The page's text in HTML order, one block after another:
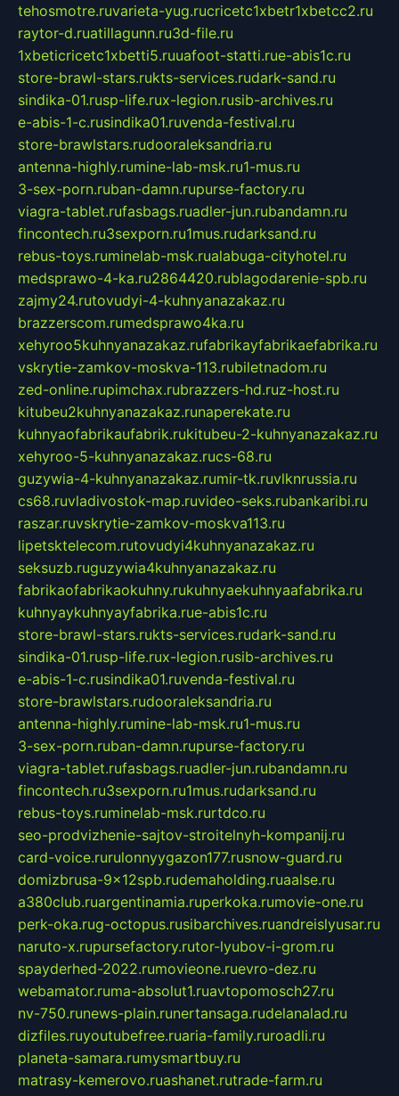
tehosmotre.ruvarieta-yug.rucricetc1xbetr1xbetcc2.ru
raytor-d.ruatillagunn.ru3d-file.ru
1xbeticricetc1xbetti5.ruuafoot-statti.rue-abis1c.ru
store-brawl-stars.rukts-services.rudark-sand.ru
sindika-01.rusp-life.rux-legion.rusib-archives.ru
e-abis-1-c.rusindika01.ruvenda-festival.ru
store-brawlstars.rudooraleksandria.ru
antenna-highly.rumine-lab-msk.ru1-mus.ru
3-sex-porn.ruban-damn.rupurse-factory.ru
viagra-tablet.rufasbags.ruadler-jun.rubandamn.ru
fincontech.ru3sexporn.ru1mus.rudarksand.ru
rebus-toys.ruminelab-msk.rualabuga-cityhotel.ru
medsprawo-4-ka.ru2864420.rublagodarenie-spb.ru
zajmy24.rutovudyi-4-kuhnyanazakaz.ru
brazzerscom.rumedsprawo4ka.ru
xehyroo5kuhnyanazakaz.rufabrikayfabrikaefabrika.ru
vskrytie-zamkov-moskva-113.rubiletnadom.ru
zed-online.rupimchax.rubrazzers-hd.ruz-host.ru
kitubeu2kuhnyanazakaz.runaperekate.ru
kuhnyaofabrikaufabrik.rukitubeu-2-kuhnyanazakaz.ru
xehyroo-5-kuhnyanazakaz.rucs-68.ru
guzywia-4-kuhnyanazakaz.rumir-tk.ruvlknrussia.ru
cs68.ruvladivostok-map.ruvideo-seks.rubankaribi.ru
raszar.ruvskrytie-zamkov-moskva113.ru
lipetsktelecom.rutovudyi4kuhnyanazakaz.ru
seksuzb.ruguzywia4kuhnyanazakaz.ru
fabrikaofabrikaokuhny.rukuhnyaekuhnyaafabrika.ru
kuhnyaykuhnyayfabrika.rue-abis1c.ru
store-brawl-stars.rukts-services.rudark-sand.ru
sindika-01.rusp-life.rux-legion.rusib-archives.ru
e-abis-1-c.rusindika01.ruvenda-festival.ru
store-brawlstars.rudooraleksandria.ru
antenna-highly.rumine-lab-msk.ru1-mus.ru
3-sex-porn.ruban-damn.rupurse-factory.ru
viagra-tablet.rufasbags.ruadler-jun.rubandamn.ru
fincontech.ru3sexporn.ru1mus.rudarksand.ru
rebus-toys.ruminelab-msk.rurtdco.ru
seo-prodvizhenie-sajtov-stroitelnyh-kompanij.ru
card-voice.rurulonnyygazon177.rusnow-guard.ru
domizbrusa-9x12spb.rudemaholding.ruaalse.ru
a380club.ruargentinamia.ruperkoka.rumovie-one.ru
perk-oka.rug-octopus.rusibarchives.ruandreislyusar.ru
naruto-x.rupursefactory.rutor-lyubov-i-grom.ru
spayderhed-2022.rumovieone.ruevro-dez.ru
webamator.ruma-absolut1.ruavtopomosch27.ru
nv-750.runews-plain.runertansaga.rudelanalad.ru
dizfiles.ruyoutubefree.ruaria-family.ruroadli.ru
planeta-samara.rumysmartbuy.ru
matrasy-kemerovo.ruashanet.rutrade-farm.ru